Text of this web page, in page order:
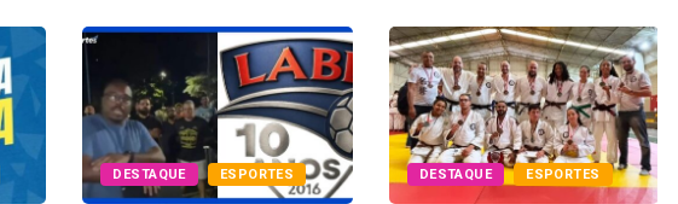
DESTAQUE ESPORTES DESTAQUE ESPORTES